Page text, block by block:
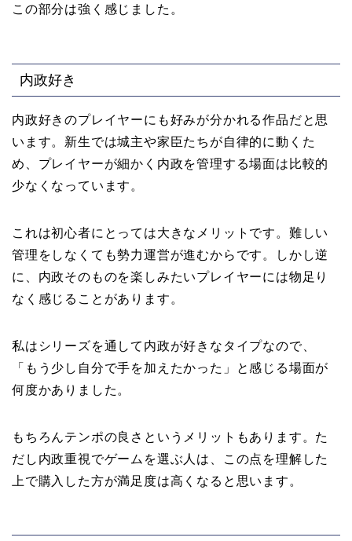
この部分は強く感じました。
内政好き
内政好きのプレイヤーにも好みが分かれる作品だと思
います。新生では城主や家臣たちが自律的に動くた
め、プレイヤーが細かく内政を管理する場面は比較的
少なくなっています。
これは初心者にとっては大きなメリットです。難しい
管理をしなくても勢力運営が進むからです。しかし逆
に、内政そのものを楽しみたいプレイヤーには物足り
なく感じることがあります。
私はシリーズを通して内政が好きなタイプなので、
「もう少し自分で手を加えたかった」と感じる場面が
何度かありました。
もちろんテンポの良さというメリットもあります。た
だし内政重視でゲームを選ぶ人は、この点を理解した
上で購入した方が満足度は高くなると思います。